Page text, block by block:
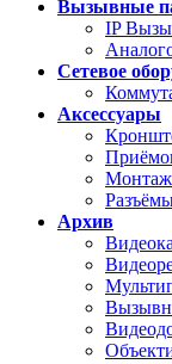
Вызывные
IP
Сетевое
Аксессуары
Архив